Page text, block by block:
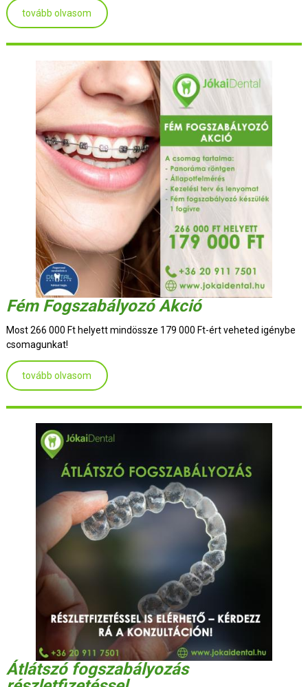
tovább olvasom
Fém Fogszabályozó Akció
Most 266 000 Ft helyett mindössze 179 000 Ft-ért veheted igénybe
csomagunkat!
tovább olvasom
Átlátszó fogszabályozás